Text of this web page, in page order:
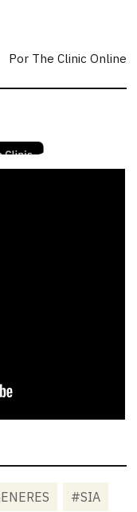
Por The Clinic Online
#SIA